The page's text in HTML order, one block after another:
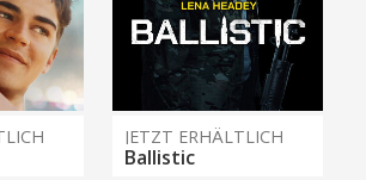
JETZT ERHÄLTLICH
Ballistic